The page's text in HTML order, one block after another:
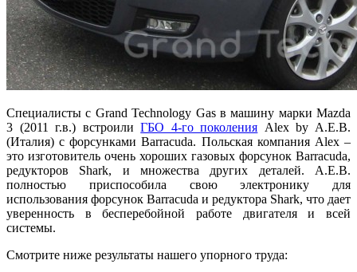
Специалисты с Grand Technology Gas в машину марки Mazda
3 (2011 г.в.) встроилиГБО 4-го поколения Alex by A.E.B.
(Италия) с форсунками Barracuda. Польская компания Alex –
это изготовитель очень хороших газовых форсунок Barracuda,
редукторов Shark, и множества других деталей. A.E.B.
полностью приспособила свою электронику для
использования форсунок Barracuda и редуктора Shark, что дает
уверенность в бесперебойной работе двигателя и всей
системы.
Смотрите ниже результаты нашего упорного труда: